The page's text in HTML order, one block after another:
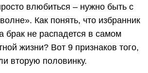
влюбиться – нужно быть с
Как понять, что избранник
брак не распадется в самом
жизни? Вот 9 признаков того,
вторую половинку.